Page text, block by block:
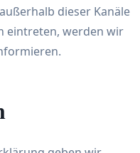
dieser Kanäle
eintreten, werden wir